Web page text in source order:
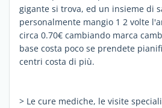
gigante si trova, ed un insieme di
personalmente mangio 1 2 volte
circa 0.70€ cambiando marca
base costa poco se prendete
centri costa di più.
> Le cure mediche, le visite